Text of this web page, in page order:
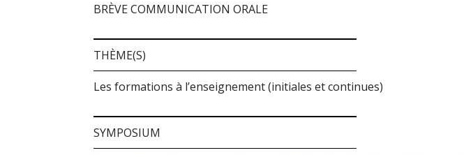
BRÈVE COMMUNICATION ORALE
THÈME(S)
Les formations à l’enseignement (initiales et continues)
SYMPOSIUM